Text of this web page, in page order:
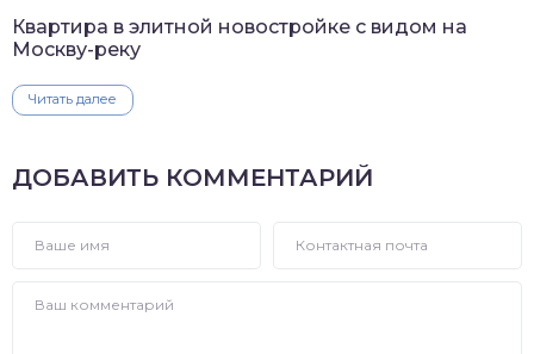
Квартира в элитной новостройке с видом на
Москву-реку
Читать далее
ДОБАВИТЬ КОММЕНТАРИЙ